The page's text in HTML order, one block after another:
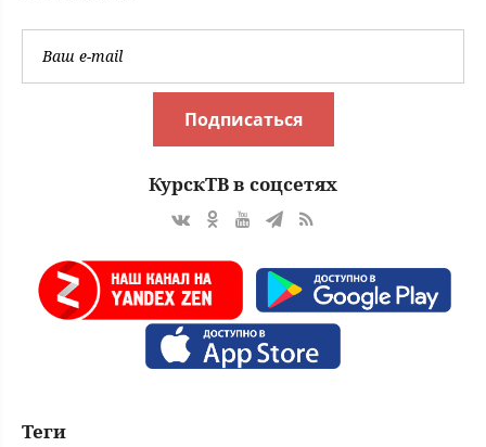
Подписаться
КурскТВ в соцсетях
Теги